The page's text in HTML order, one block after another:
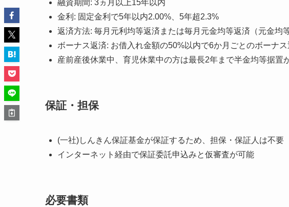
融資期間: 3ヵ月以上15年以内
金利: 固定金利で5年以内2.00%、5年超2.3%
返済方法: 毎月元利均等返済または毎月元金均等返済（元金均
ボーナス返済: お借入れ金額の50%以内で6か月ごとのボーナ
産前産後休業中、育児休業中の方は最長2年まで半金均等据置
保証・担保
(一社)しんきん保証基金が保証するため、担保・保証人は不要
インターネット経由で保証委託申込みと仮審査が可能
必要書類